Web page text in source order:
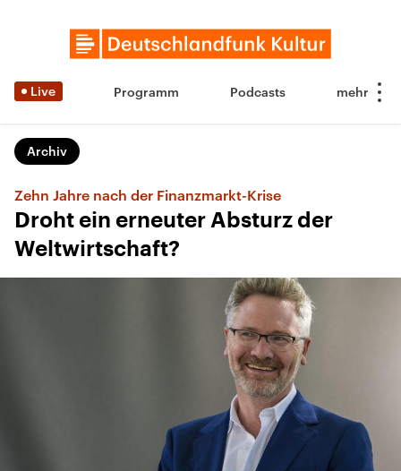
Live Programm Podcasts
Archiv
Zehn Jahre nach der Finanzmarkt-Krise
Droht ein erneuter Absturz der
Weltwirtschaft?